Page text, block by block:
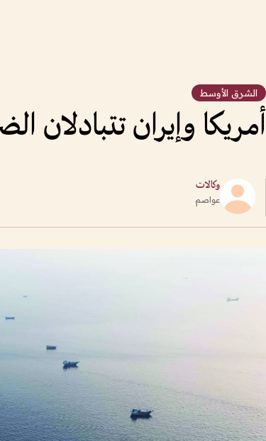
الشرق الأوسط
أمريكا وإيران تتبادلان
وكالات
عواصم